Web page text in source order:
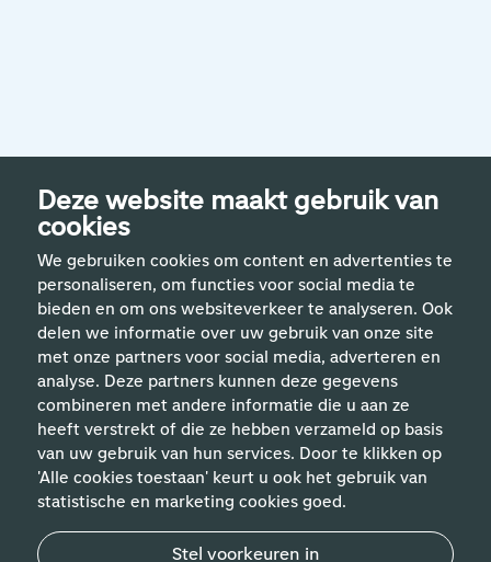
Deze website maakt gebruik van
cookies
We gebruiken cookies om content en advertenties te
personaliseren, om functies voor social media te
bieden en om ons websiteverkeer te analyseren. Ook
delen we informatie over uw gebruik van onze site
met onze partners voor social media, adverteren en
analyse. Deze partners kunnen deze gegevens
combineren met andere informatie die u aan ze
heeft verstrekt of die ze hebben verzameld op basis
van uw gebruik van hun services. Door te klikken op
'Alle cookies toestaan' keurt u ook het gebruik van
statistische en marketing cookies goed.
Stel voorkeuren in
Handige links
Vakgebieden
Contact